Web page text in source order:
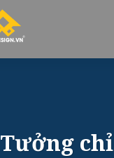
Tưởng